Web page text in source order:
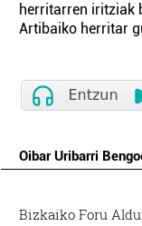
herritarren iritziak
Artibaiko herritar
Oibar Uribarri
Bizkaiko Foru